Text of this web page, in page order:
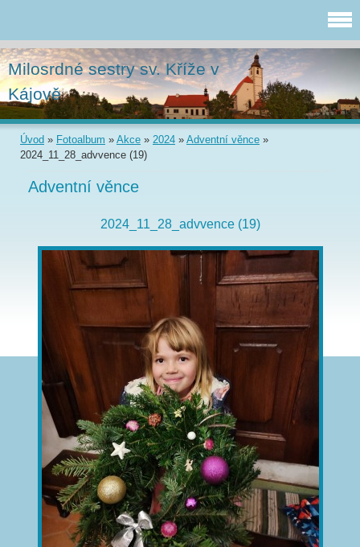
Milosrdné sestry sv. Kříže v
Kájově
Úvod » Fotoalbum » Akce » 2024 » Adventní věnce »
2024_11_28_advvence (19)
Adventní věnce
2024_11_28_advvence (19)